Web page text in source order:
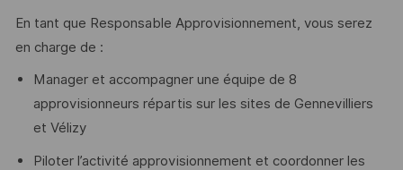
En tant que Responsable Approvisionnement, vous serez
en charge de :
Manager et accompagner une équipe de 8
approvisionneurs répartis sur les sites de Gennevilliers
et Vélizy
Piloter l’activité approvisionnement et coordonner les